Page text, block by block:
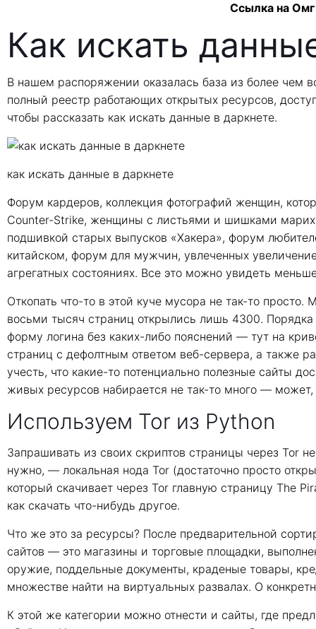
Ссылка на
Как искать
В нашем распоряжении оказалась база из более чем
полный реестр работающих открытых ресурсов,
чтобы рассказать как искать данные в даркнете.
как искать данные в даркнете
Форум кардеров, коллекция фотографий женщин,
Counter-Strike, женщины с листьями и шишками
подшивкой старых выпусков «Хакера», форум
китайском, форум для мужчин, увлеченных
агрегатных состояниях. Все это можно увидеть
Откопать что-то в этой куче мусора не так-то
восьми тысяч страниц открылись лишь 4300.
форму логина без каких-либо пояснений — тут на
страниц с дефолтным ответом веб-сервера, а также
учесть, что какие-то потенциально полезные сайты
живых ресурсов набирается не так-то много — может,
Используем Tor из Python
Запрашивать из своих скриптов страницы через Tor
нужно, — локальная нода Tor (достаточно просто
который скачивает через Tor главную страницу The
как скачать что-нибудь другое.
Что же это за ресурсы? После предварительной
сайтов — это магазины и торговые площадки,
оружие, поддельные документы, краденые товары,
множестве найти на виртуальных развалах. О
К этой же категории можно отнести и сайты, где